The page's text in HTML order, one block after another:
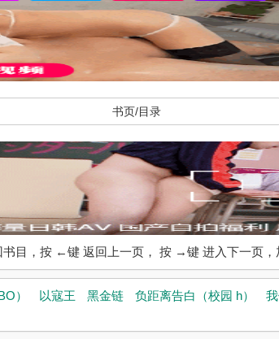
书页/目录
目，按 ←键 返回上一页， 按 →键 进入下一页，
） 以寇王 黑金链 负距离告白（校园 h）